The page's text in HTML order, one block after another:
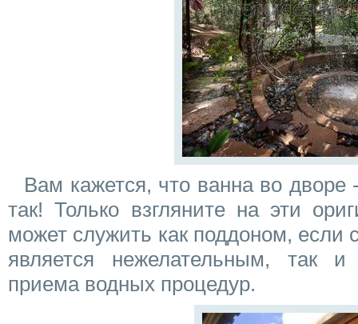
Вам кажется, что ванна во дворе
так! Только взгляните на эти
может служить как поддоном, если
является нежелательным, так
приема водных процедур.